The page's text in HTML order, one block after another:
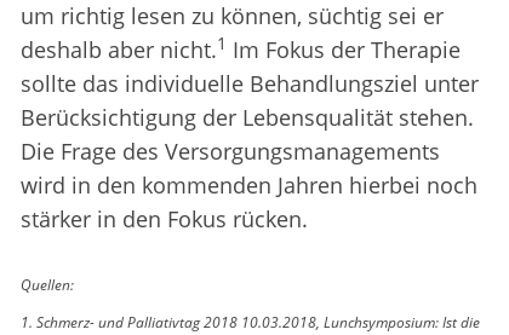
um richtig lesen zu können, süchtig sei er
deshalb aber nicht.1 Im Fokus der Therapie
sollte das individuelle Behandlungsziel unter
Berücksichtigung der Lebensqualität stehen.
Die Frage des Versorgungsmanagements
wird in den kommenden Jahren hierbei noch
stärker in den Fokus rücken.
Quellen:
1. Schmerz- und Palliativtag 2018 10.03.2018, Lunchsymposium: Ist die